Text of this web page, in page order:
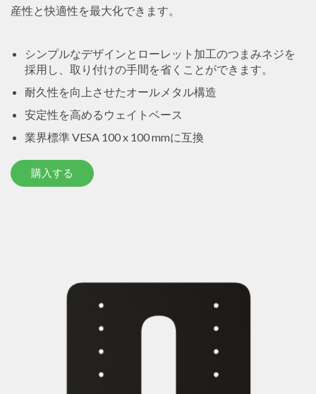
産性と快適性を最大化できます。
シンプルなデザインとローレット加工のつまみネジを
採用し、取り付けの手間を省くことができます。
耐久性を向上させたオールメタル構造
安定性を高めるウェイトベース
業界標準 VESA 100 x 100 mmに互換
購入する